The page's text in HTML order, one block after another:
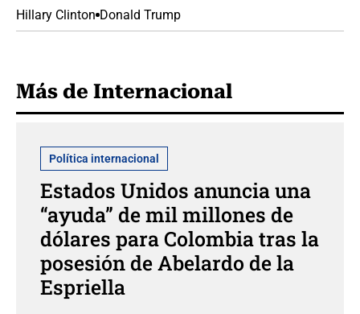
Hillary Clinton Donald Trump
Más de Internacional
Política internacional
Estados Unidos anuncia una
“ayuda” de mil millones de
dólares para Colombia tras la
posesión de Abelardo de la
Espriella